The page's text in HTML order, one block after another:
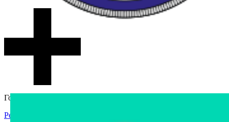
Гостевой доступ
Регистрация